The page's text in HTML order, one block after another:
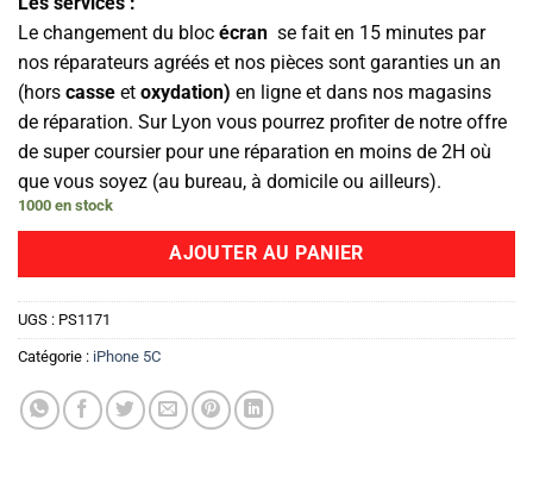
Le changement du bloc écran se fait en 15 minutes par
nos réparateurs agréés et nos pièces sont garanties un an
(hors casse et oxydation) en ligne et dans nos magasins
de réparation. Sur Lyon vous pourrez profiter de notre offre
de super coursier pour une réparation en moins de 2H où
que vous soyez (au bureau, à domicile ou ailleurs).
1000 en stock
AJOUTER AU PANIER
UGS : PS1171
Catégorie : iPhone 5C